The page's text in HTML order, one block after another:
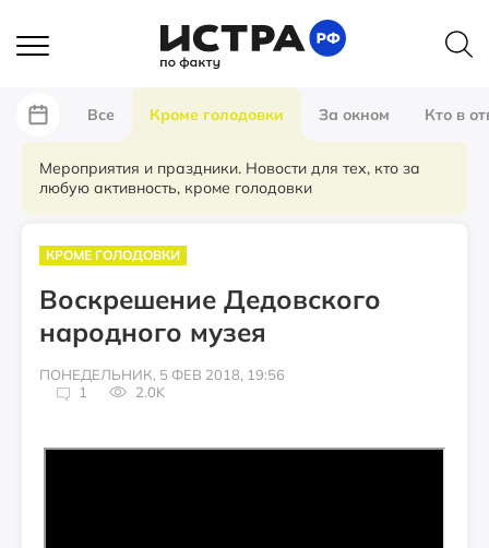
Все Кроме голодовки За окном Кто в
Мероприятия и праздники. Новости для тех, кто за
любую активность, кроме голодовки
КРОМЕ ГОЛОДОВКИ
Воскрешение Дедовского
народного музея
ПОНЕДЕЛЬНИК, 5 ФЕВ 2018, 19:56
1
2.0K